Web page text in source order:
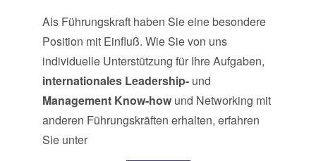
Als Führungskraft haben Sie eine besondere
Position mit Einfluß. Wie Sie von uns
individuelle Unterstützung für Ihre Aufgaben,
internationales Leadership- und
Management Know-how und Networking mit
anderen Führungskräften erhalten, erfahren
Sie unter